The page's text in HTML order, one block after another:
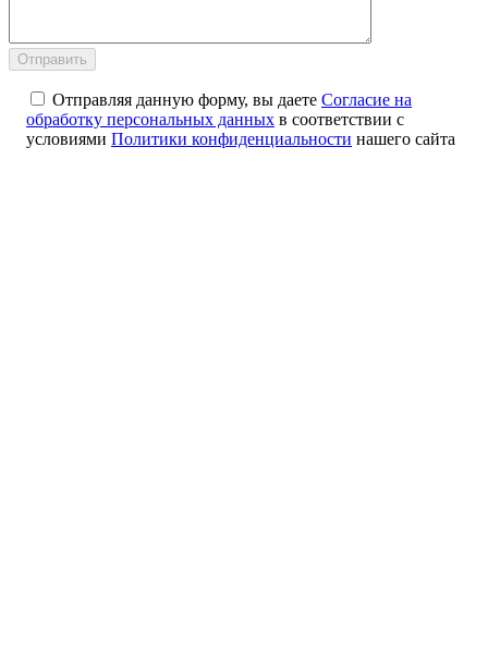
Отправляя данную форму, вы даете Согласие на
обработку персональных данных в соответствии с
условиями Политики конфиденциальности нашего сайта